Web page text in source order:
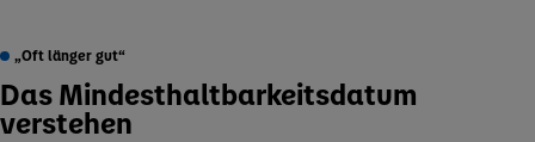
„Oft länger gut“
Das Mindesthaltbarkeitsdatum
verstehen